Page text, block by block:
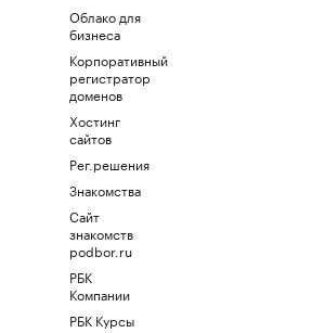
Облако для
бизнеса
Корпоративный
регистратор
доменов
Хостинг
сайтов
Рег.решения
Знакомства
Сайт
знакомств
podbor.ru
РБК
Компании
РБК Курсы